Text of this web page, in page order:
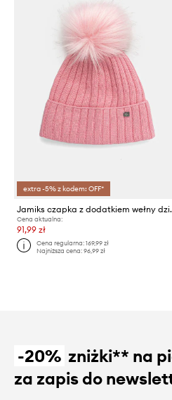
extra -5% z kodem: OFF*
Jamiks
Cena aktualna:
91,99 zł
Cena regularna:169,99 zł
Najniższa cena:96,99 zł
-20% zniżki** na
za zapis do